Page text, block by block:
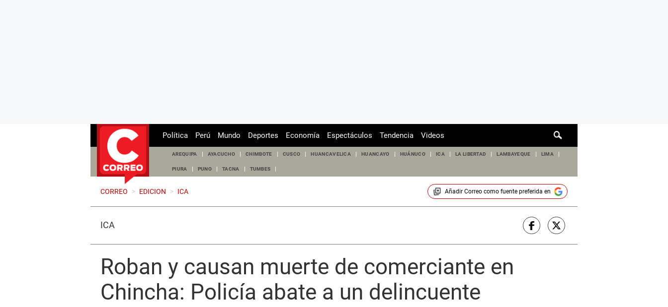
de
Política Perú Mundo Deportes Economía Espectáculos Tendencia Videos
AREQUIPA AYACUCHO CHIMBOTE CUSCO HUANCAVELICA HUANCAYO HUÁNUCO ICA LA LIBERTAD LAMBAYEQUE LIMA
PIURA PUNO TACNA TUMBES
CORREO > EDICION > ICA Añadir Correocomo fuente preferida en
ICA
Roban y causan muerte de comerciante en
Chincha: Policía abate a un delincuente